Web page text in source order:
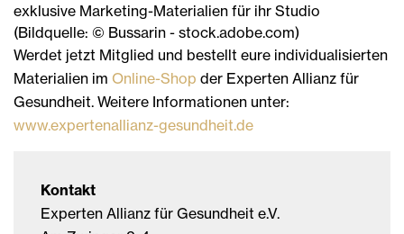
exklusive Marketing-Materialien für ihr Studio
(Bildquelle: © Bussarin - stock.adobe.com)
Werdet jetzt Mitglied und bestellt eure individualisierten
Materialien im Online-Shop der Experten Allianz für
Gesundheit. Weitere Informationen unter:
www.expertenallianz-gesundheit.de
Kontakt
Experten Allianz für Gesundheit e.V.